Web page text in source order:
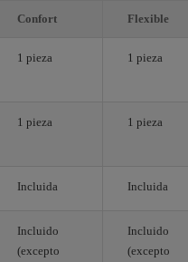
Confort Flexible
1 pieza 1 pieza
1 pieza 1 pieza
Incluida Incluida
Incluido
(excepto
Incluido
(excepto